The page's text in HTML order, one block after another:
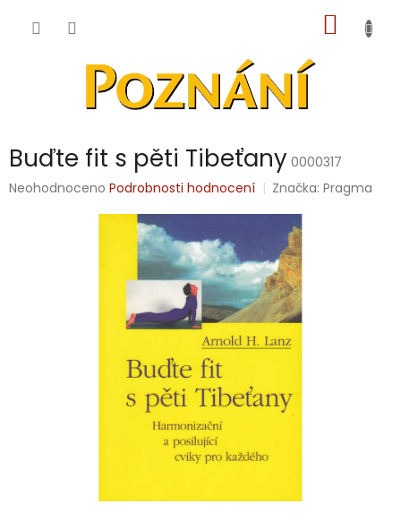
KOŠÍK
Buďte fit s pěti Tibeťany 0000317
Průměrné
Neohodnoceno Podrobnosti hodnocení Značka:Pragma